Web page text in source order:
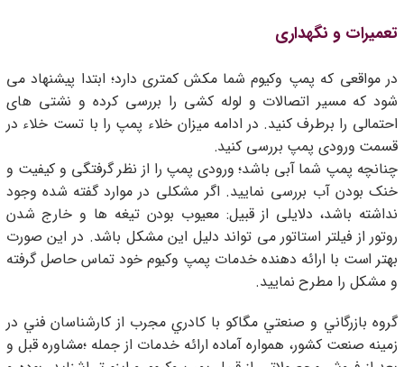
تعمیرات و نگهداری
در مواقعی که پمپ وکیوم شما مکش کمتری دارد؛ ابتدا پیشنهاد می
شود که مسیر اتصالات و لوله کشی را بررسی کرده و نشتی های
احتمالی را برطرف کنید. در ادامه میزان خلاء پمپ را با تست خلاء در
قسمت ورودی پمپ بررسی کنید.
چنانچه پمپ شما آبی باشد؛ ورودی پمپ را از نظر گرفتگی و کیفیت و
خنک بودن آب بررسی نمایید. اگر مشکلی در موارد گفته شده وجود
نداشته باشد، دلایلی از قبیل: معیوب بودن تیغه ها و خارج شدن
روتور از فیلتر استاتور می تواند دلیل این مشکل باشد. در این صورت
بهتر است با ارائه دهنده خدمات پمپ وکیوم خود تماس حاصل گرفته
و مشکل را مطرح نمایید.
گروه بازرگاني و صنعتي مگاكو با كادري مجرب از كارشناسان فني در
زمینه صنعت کشور، همواره آماده ارائه خدمات از جمله ؛مشاوره قبل و